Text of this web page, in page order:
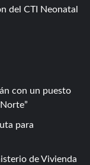
del CTI Neonatal
con un puesto
para
de Vivienda